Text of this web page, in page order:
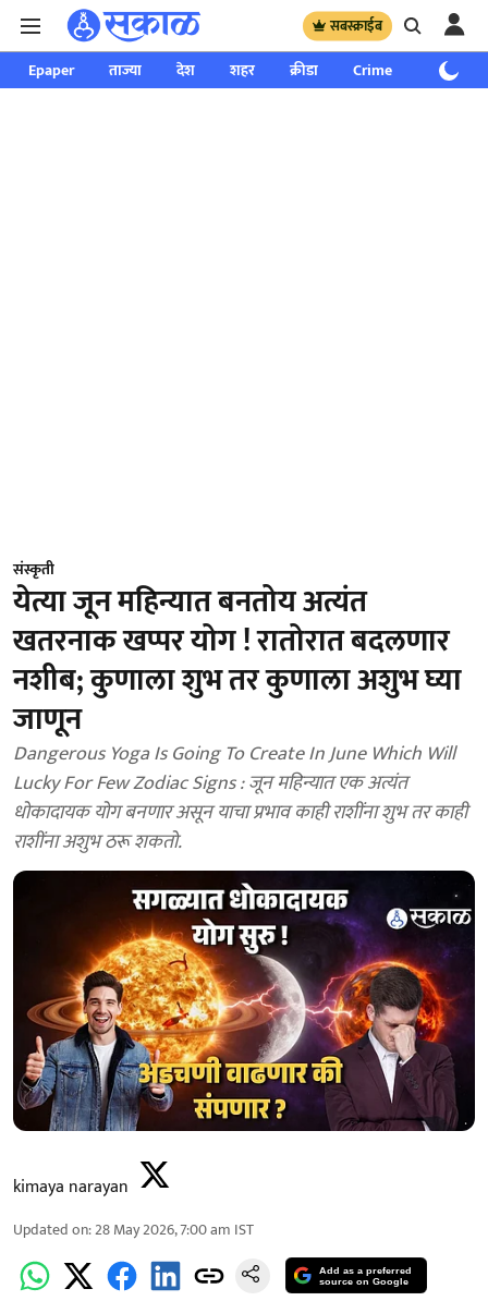
सबस्क्राईब
Epaper ताज्या देश शहर क्रीडा Crime साप्ताहिक
संस्कृती
येत्या जून महिन्यात बनतोय अत्यंत
खतरनाक खप्पर योग ! रातोरात बदलणार
नशीब; कुणाला शुभ तर कुणाला अशुभ घ्या
जाणून
Dangerous Yoga Is Going To Create In June Which Will
Lucky For Few Zodiac Signs : जून महिन्यात एक अत्यंत
धोकादायक योग बनणार असून याचा प्रभाव काही राशींना शुभ तर काही
राशींना अशुभ ठरू शकतो.
kimaya narayan
Updated on:28 May 2026, 7:00 am IST
Add as a preferred
source on Google